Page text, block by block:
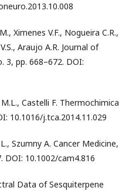
Ximenes V.F., Nogueira C.R.,
Araujo A.R. Journal of
3, pp. 668–672. DOI:
Castelli F. Thermochimica
10.1016/j.tca.2014.11.029
Szumny A. Cancer Medicine,
DOI: 10.1002/cam4.816
Data of Sesquiterpene